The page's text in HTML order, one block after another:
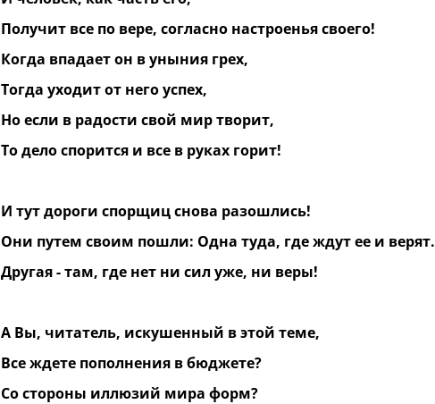
Получит все по вере, согласно настроенья своего!
Когда впадает он в уныния грех,
Тогда уходит от него успех,
Но если в радости свой мир творит,
То дело спорится и все в руках горит!
И тут дороги спорщиц снова разошлись!
Они путем своим пошли: Одна туда, где ждут ее и верят.
Другая - там, где нет ни сил уже, ни веры!
А Вы, читатель, искушенный в этой теме,
Все ждете пополнения в бюджете?
Со стороны иллюзий мира форм?